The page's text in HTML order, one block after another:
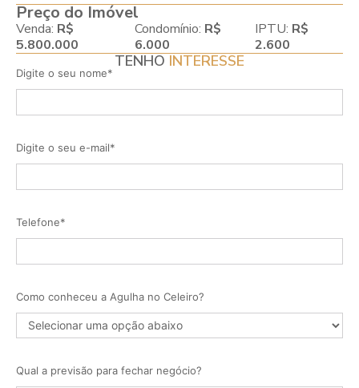
Preço do Imóvel
Venda: R$
5.800.000
Condomínio: R$
6.000
IPTU: R$
2.600
TENHO INTERESSE
Digite o seu nome*
Digite o seu e-mail*
Telefone*
Como conheceu a Agulha no Celeiro?
Qual a previsão para fechar negócio?